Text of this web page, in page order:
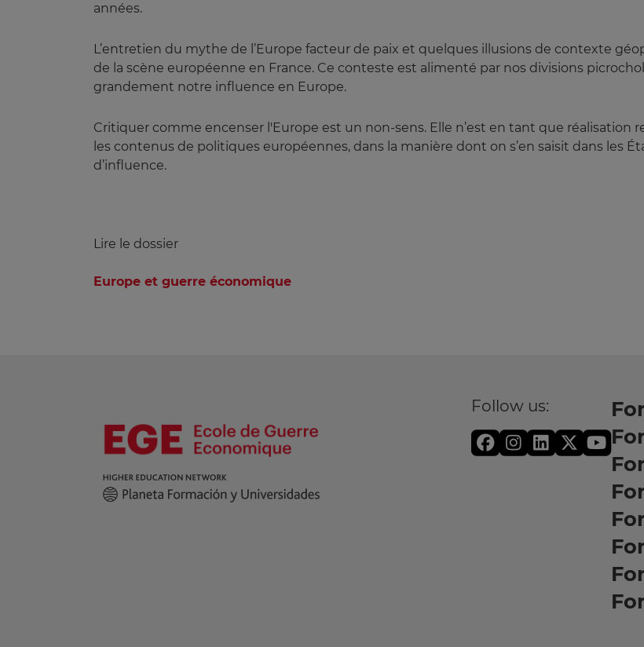
années.
L’entretien du mythe de l’Europe facteur de paix et quelques illusions de contexte
de la scène européenne en France. Ce conteste est alimenté par nos divisions
grandement notre influence en Europe.
Critiquer comme encenser l'Europe est un non-sens. Elle n’est en tant que réalisation
les contenus de politiques européennes, dans la manière dont on s’en saisit dans les
d’influence.
Lire le dossier
Europe et guerre économique
Follow us: